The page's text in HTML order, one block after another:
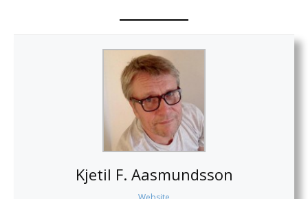
Kjetil F. Aasmundsson